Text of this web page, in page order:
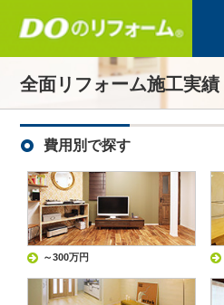
全面リフォーム施工実績
費用別で探す
～300万円